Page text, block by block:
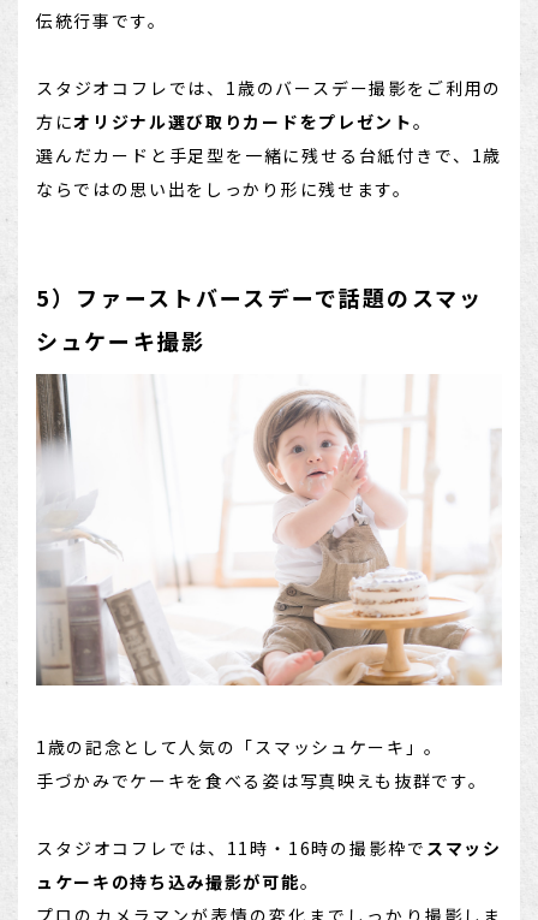
伝統行事です。
スタジオコフレでは、1歳のバースデー撮影をご利用の
方にオリジナル選び取りカードをプレゼント。
選んだカードと手足型を一緒に残せる台紙付きで、1歳
ならではの思い出をしっかり形に残せます。
5）ファーストバースデーで話題のスマッ
シュケーキ撮影
1歳の記念として人気の「スマッシュケーキ」。
手づかみでケーキを食べる姿は写真映えも抜群です。
スタジオコフレでは、11時・16時の撮影枠で スマッシ
ュケーキの持ち込み撮影が可能。
プロのカメラマンが表情の変化までしっかり撮影しま